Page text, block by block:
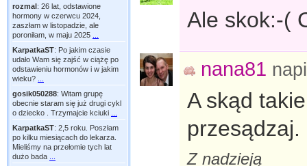
rozmal: 26 lat, odstawione
hormony w czerwcu 2024,
zaszłam w listopadzie, ale
poroniłam, w maju 2025
KarpatkaST: Po jakim czasie
udało Wam się zajść w ciążę po
odstawieniu hormonów i w jakim
wieku?
gosik050288: Witam grupę
obecnie staram się już drugi cykl
o dziecko . Trzymajcie kciuki
KarpatkaST: 2,5 roku. Poszłam
po kilku miesiącach do lekarza.
Mieliśmy na przełomie tych lat
dużo bada
Ale skok:-(
nana81
A skąd
Z nadzieją